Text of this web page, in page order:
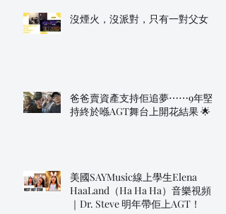
沒煙火，沒派對，只有一對父女
爸爸賣資產支持佢追夢⋯⋯9年堅
持終於喺AGT舞台上開花結果 🌟
美國SAYMusic線上學生Elena
HaaLand（Ha Ha Ha）音樂視頻
｜Dr. Steve 明年帶佢上AGT！